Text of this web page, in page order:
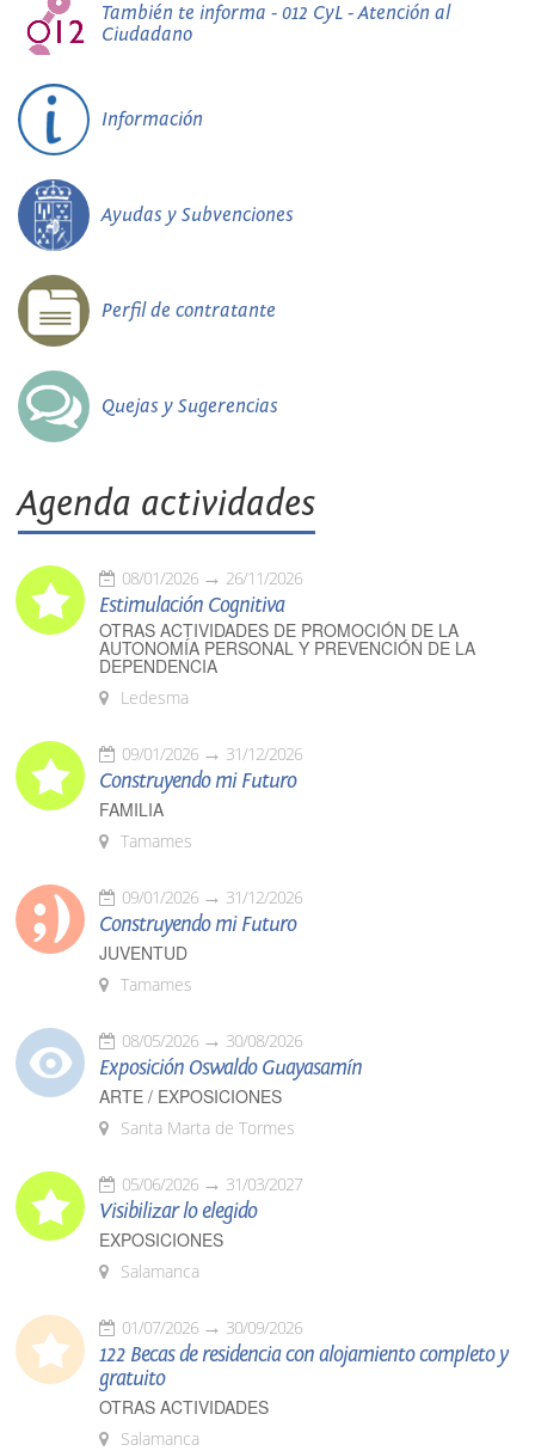
También te informa - 012 CyL - Atención al
Ciudadano
Información
Ayudas y Subvenciones
Perfil de contratante
Quejas y Sugerencias
Agenda actividades
08/01/2026 26/11/2026
Estimulación Cognitiva
OTRAS ACTIVIDADES DE PROMOCIÓN DE LA
AUTONOMÍA PERSONAL Y PREVENCIÓN DE LA
DEPENDENCIA
Ledesma
09/01/2026 31/12/2026
Construyendo mi Futuro
FAMILIA
Tamames
09/01/2026 31/12/2026
Construyendo mi Futuro
JUVENTUD
Tamames
08/05/2026 30/08/2026
Exposición Oswaldo Guayasamín
ARTE / EXPOSICIONES
Santa Marta de Tormes
05/06/2026 31/03/2027
Visibilizar lo elegido
EXPOSICIONES
Salamanca
01/07/2026 30/09/2026
122 Becas de residencia con alojamiento completo y
gratuito
OTRAS ACTIVIDADES
Salamanca